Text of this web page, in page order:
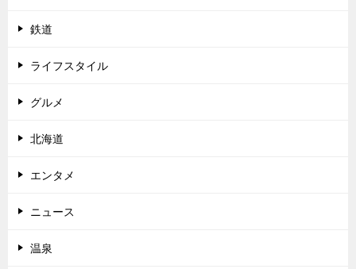
鉄道
ライフスタイル
グルメ
北海道
エンタメ
ニュース
温泉